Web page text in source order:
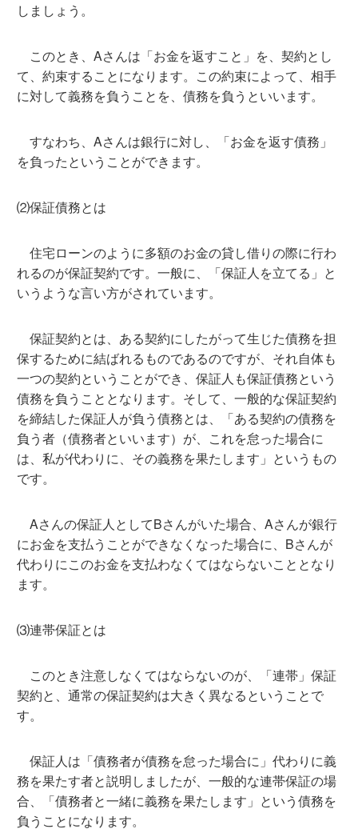
しましょう。
このとき、Aさんは「お金を返すこと」を、契約とし
て、約束することになります。この約束によって、相手
に対して義務を負うことを、債務を負うといいます。
すなわち、Aさんは銀行に対し、「お金を返す債務」
を負ったということができます。
⑵保証債務とは
住宅ローンのように多額のお金の貸し借りの際に行わ
れるのが保証契約です。一般に、「保証人を立てる」と
いうような言い方がされています。
保証契約とは、ある契約にしたがって生じた債務を担
保するために結ばれるものであるのですが、それ自体も
一つの契約ということができ、保証人も保証債務という
債務を負うこととなります。そして、一般的な保証契約
を締結した保証人が負う債務とは、「ある契約の債務を
負う者（債務者といいます）が、これを怠った場合に
は、私が代わりに、その義務を果たします」というもの
です。
Aさんの保証人としてBさんがいた場合、Aさんが銀行
にお金を支払うことができなくなった場合に、Bさんが
代わりにこのお金を支払わなくてはならないこととなり
ます。
⑶連帯保証とは
このとき注意しなくてはならないのが、「連帯」保証
契約と、通常の保証契約は大きく異なるということで
す。
保証人は「債務者が債務を怠った場合に」代わりに義
務を果たす者と説明しましたが、一般的な連帯保証の場
合、「債務者と一緒に義務を果たします」という債務を
負うことになります。